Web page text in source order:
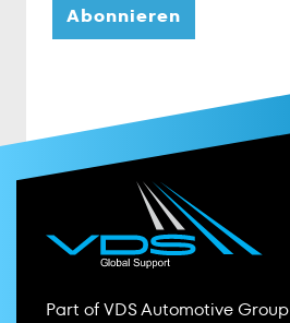
Abonnieren
Part of VDS Automotive Group